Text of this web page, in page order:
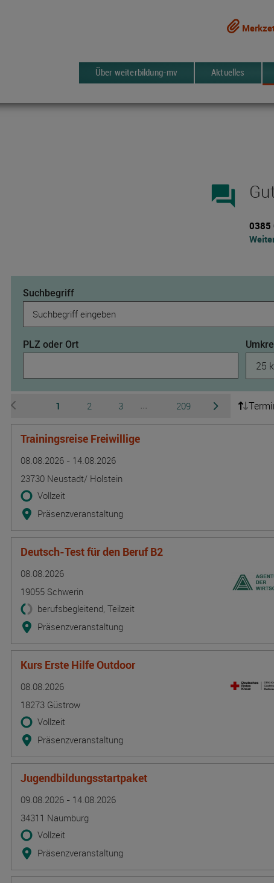
Über weiterbildung-mv Aktuelles
forum
0385
Suchbegriff
PLZ oder Ort
25
zur vorherigen Seite wechseln
Seite
1 Seite
2 Seite
3
...
Seite
209 zur nächsten
Trainingsreise Freiwillige
08.08.2026 - 14.08.2026
23730 Neustadt/ Holstein
Vollzeit
Präsenzveranstaltung
Deutsch-Test für den Beruf B2
08.08.2026
19055 Schwerin
berufsbegleitend, Teilzeit
Präsenzveranstaltung
Kurs Erste Hilfe Outdoor
08.08.2026
18273 Güstrow
Vollzeit
Präsenzveranstaltung
Jugendbildungsstartpaket
09.08.2026 - 14.08.2026
34311 Naumburg
Vollzeit
Präsenzveranstaltung